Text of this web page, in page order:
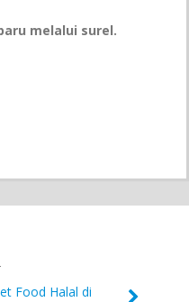
melalui surel.
Food Halal di